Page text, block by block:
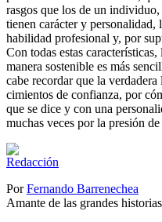
rasgos que los de un
tienen carácter y
habilidad profesional y, por
Con todas estas
manera sostenible es más
cabe recordar que la
cimientos de confianza, por
que se dice y con una
muchas veces por la presión
PorFernando Barrenechea
Amante de las grandes